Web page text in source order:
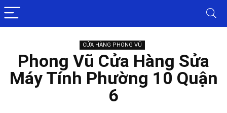
CỬA HÀNG PHONG VŨ
Phong Vũ Cửa Hàng Sửa
Máy Tính Phường 10 Quận
6